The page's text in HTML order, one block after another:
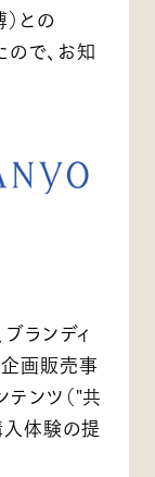
との
で、お知
ランディ
企画販売事
ンツ（"共
入体験の提